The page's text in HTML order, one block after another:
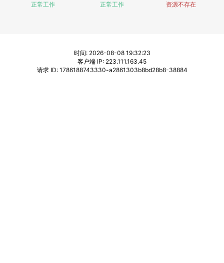
正常工作
正常工作
资源不存在
时间: 2026-08-08 19:32:23
客户端 IP: 223.111.163.45
请求 ID: 1786188743330-a2861303b8bd28b8-38884